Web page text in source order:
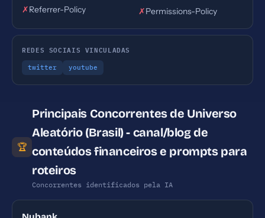
✗Referrer-Policy ✗Permissions-Policy
REDES SOCIAIS VINCULADAS
twitter youtube
🏆
Principais Concorrentes de Universo
Aleatório (Brasil) - canal/blog de
conteúdos financeiros e prompts para
roteiros
Concorrentes identificados pela IA